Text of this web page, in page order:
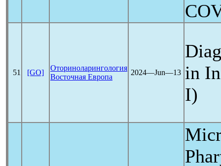
51 [GO]
Оториноларингология
Восточная Европа
2024―Jun―13 in
I)